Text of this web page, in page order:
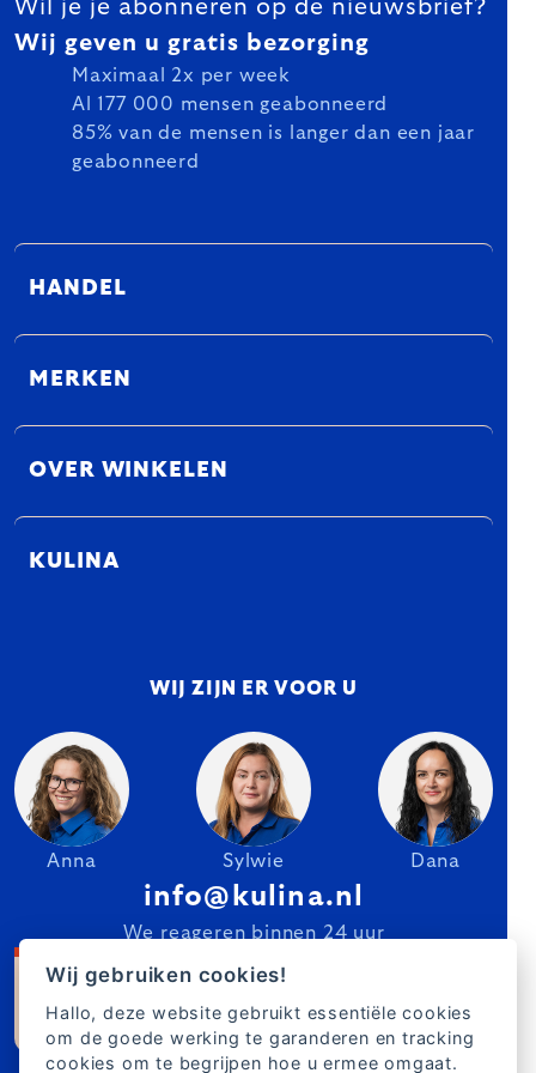
Wil je je abonneren op de nieuwsbrief?
Wij geven u gratis bezorging
Maximaal 2x per week
Al 177 000 mensen geabonneerd
85% van de mensen is langer dan een jaar
geabonneerd
HANDEL
MERKEN
OVER WINKELEN
KULINA
WIJ ZIJN ER VOOR U
Anna Sylwie Dana
info@kulina.nl
We reageren binnen 24 uur
Wij gebruiken cookies!
Hallo, deze website gebruikt essentiële cookies
om de goede werking te garanderen en tracking
cookies om te begrijpen hoe u ermee omgaat.